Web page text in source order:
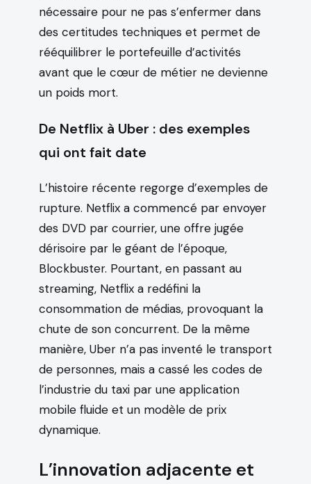
nécessaire pour ne pas s’enfermer dans
des certitudes techniques et permet de
rééquilibrer le portefeuille d’activités
avant que le cœur de métier ne devienne
un poids mort.
De Netflix à Uber : des exemples
qui ont fait date
L’histoire récente regorge d’exemples de
rupture. Netflix a commencé par envoyer
des DVD par courrier, une offre jugée
dérisoire par le géant de l’époque,
Blockbuster. Pourtant, en passant au
streaming, Netflix a redéfini la
consommation de médias, provoquant la
chute de son concurrent. De la même
manière, Uber n’a pas inventé le transport
de personnes, mais a cassé les codes de
l’industrie du taxi par une application
mobile fluide et un modèle de prix
dynamique.
L’innovation adjacente et